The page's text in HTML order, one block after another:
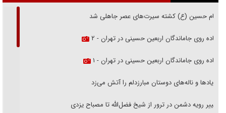
امام حسین (ع) کشته سیرت‌های عصر جاهلی شد
پیاده روی جاماندگان اربعین حسینی در تهران - ۲
پیاده روی جاماندگان اربعین حسینی در تهران - ۱
فریاد‌ها و ناله‌های دوستان مبارزدلم را آتش می‌زد
تغییر رویه دشمن در ترور از شیخ فضل‌الله تا مصباح یزدی